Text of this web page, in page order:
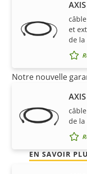
et
de la
de la
5 ans de
de
Notre nouvelle
coûts. En outre,
caractères, vous
promettons.
EN SAVOIR